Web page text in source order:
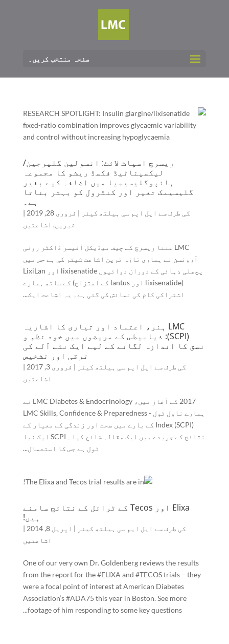
صفحہ منتخب کریں۔
ریسرچ اسپاٹ لائٹ: انسولین گلیرجین/
لیکسیناٹیڈ فکسڈ ریشو کا مجموعہ
ہائپوگلیسیمیا میں اضافہ کیے بغیر
گلیسیمک تغیر اور کنٹرول کو بہتر بناتا
ہے۔
کی طرف سے ایل ایم سی ہیلتھ کیئر | فروری 28, 2019
|
خبریں, اشاعتیں
LMC مننا ریسرچ کے چیف میڈیکل آفیسر ڈاکٹر رونی
آرونسن نے ہماری تازہ ترین اشاعت شیئر کی ہے جس میں
پچھلی دہائی کے دوران دوائیوں lixisenatide اور LixiLan
(lixisenatide اور lantus کے امتزاج) کے ساتھ ہمارے
اشتراکی کام کی نمائش کی گئی ہے۔ یہ اشاعت ایک...
LMC ہنر، اعتماد اور تیاری کا اشاریہ
(SCPI): ذیابیطس کے مریضوں میں خود نظم و
نسق کا اندازہ لگانے کے لیے ایک نئے آلے کی
ترقی اور تشخیص
کی طرف سے ایل ایم سی ہیلتھ کیئر | فروری 3, 2017
|
اشاعتیں
2017 کے آغاز میں، LMC Diabetes & Endocrinology نے
ہمارے ناول ٹول - LMC Skills, Confidence & Preparedness
Index (SCPI) کے بارے میں صحت اور زندگی کے معیار کے
نتائج کے جریدے میں ایک مقالہ شائع کیا۔ SCPI ایک نیا
ٹول ہے جس کا استعمال...
Elixa اور Tecos کے ٹرائل کے نتائج سامنے
ہیں!
کی طرف سے ایل ایم سی ہیلتھ کیئر | اپریل 8, 2014
|
اشاعتیں
One of our very own Dr. Goldenberg reviews the results
from the report for the #ELIXA and #TECOS trials – they
were a focal point of interest at American Diabetes
Association‘s #ADA75 this year in Boston. See more
footage of him responding to some key questions...